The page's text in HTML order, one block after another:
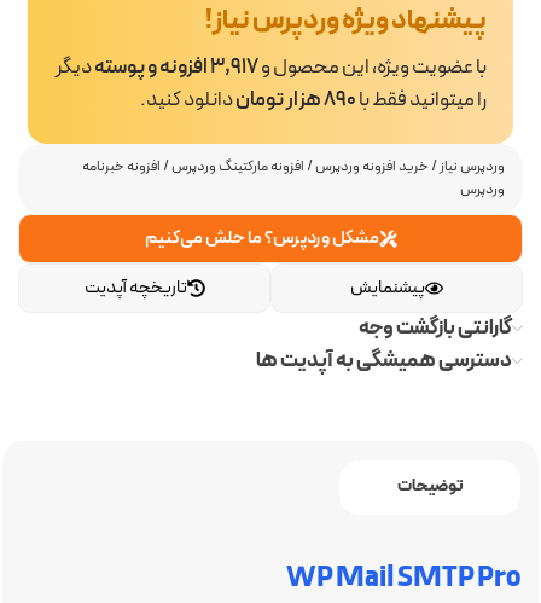
وردپرس نیاز/خرید افزونه وردپرس/ افزونه مارکتینگ وردپرس/ افزونه خبرنامه
وردپرس
مشکل وردپرس؟ ما حلش می‌کنیم
تاریخچه آپدیت
پیشنمایش
گارانتی بازگشت وجه
دسترسی همیشگی به آپدیت ها
پیشنهاد ویژه وردپرس نیاز!
با عضویت ویژه، این محصول و3,917 افزونه و پوسته
دیگر
را میتوانید فقط با890 هزار تومان دانلود کنید.
توضیحات
WP Mail SMTP Pro